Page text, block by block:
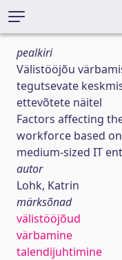
pealkiri
Välistööjõu
tegutsevate
ettevõtete näitel
Factors affecting
workforce based
medium-sized IT
autor
Lohk, Katrin
märksõnad
välistööjõud
värbamine
talendijuhtimine